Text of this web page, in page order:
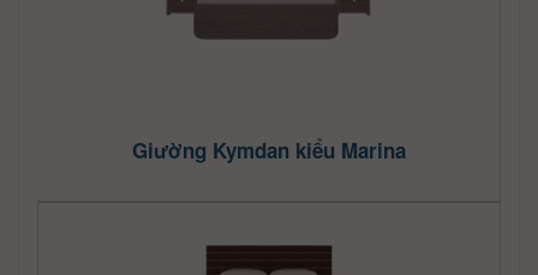
Giường Kymdan kiểu Marina